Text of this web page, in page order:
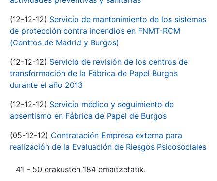
(12-12-12) Servicio de mantenimiento de los sistemas
de protección contra incendios en FNMT-RCM
(Centros de Madrid y Burgos)
(12-12-12) Servicio de revisión de los centros de
transformación de la Fábrica de Papel Burgos
durante el año 2013
(12-12-12) Servicio médico y seguimiento de
absentismo en Fábrica de Papel de Burgos
(05-12-12) Contratación Empresa externa para
realización de la Evaluación de Riesgos Psicosociales
41 - 50 erakusten 184 emaitzetatik.